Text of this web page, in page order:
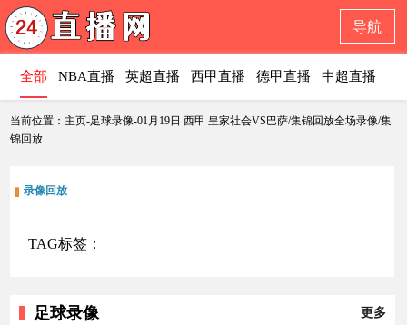
导航
全部 NBA直播 英超直播 西甲直播 德甲直播 中超直播
当前位置：主页-足球录像-01月19日 西甲 皇家社会VS巴萨/集锦回放全场录像/集
锦回放
录像回放
TAG标签：
足球录像 更多